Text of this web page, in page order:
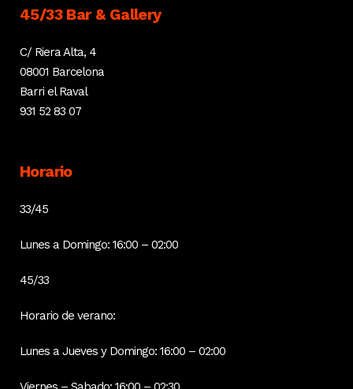
45/33 Bar & Gallery
C/ Riera Alta, 4
08001 Barcelona
Barri el Raval
931 52 83 07
Horario
33/45
Lunes a Domingo: 16:00 – 02:00
45/33
Horario de verano:
Lunes a Jueves y Domingo: 16:00 – 02:00